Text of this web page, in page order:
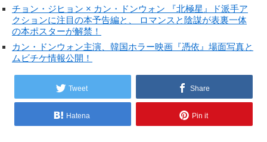
チョン・ジヒョン × カン・ドンウォン 『北極星』ド派手ア
クションに注目の本予告編と、 ロマンスと陰謀が表裏一体
の本ポスターが解禁！
カン・ドンウォン主演、韓国ホラー映画『憑依』場面写真と
ムビチケ情報公開！
Tweet Share
Hatena Pin it